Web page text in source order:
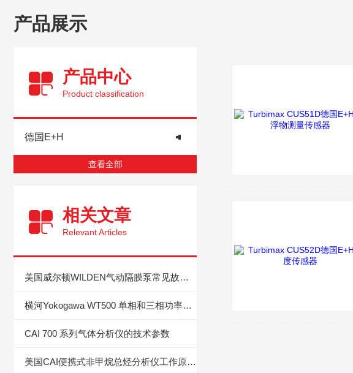
产品展示
产品中心
Product classification
德国E+H
查看全部
相关文章
Relevant Articles
美国威尔顿WILDEN气动隔膜泵常见故障和维修方法
横河Yokogawa WT500 单相和三相功率分析仪的维修与保养
CAI 700 系列气体分析仪的技术参数
美国CAI便携式非甲烷总烃分析仪工作原理及产品特点